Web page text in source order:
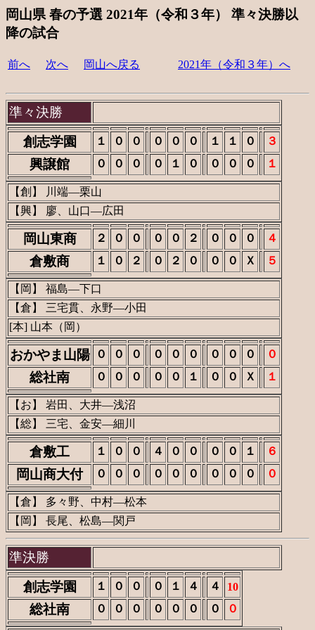
岡山県 春の予選 2021年（令和３年） 準々決勝以
降の試合
前へ 次へ 岡山へ戻る 2021年（令和３年）へ
準々決勝
創志学園
１ ０ ０ ０ ０ ０ １ １ ０ ３
興譲館 ０ ０ ０ ０ １ ０ ０ ０ ０ １
【創】 川端―栗山
【興】 廖、山口―広田
岡山東商 ２ ０ ０ ０ ０ ２ ０ ０ ０ ４
倉敷商 １ ０ ２ ０ ２ ０ ０ ０ Ｘ ５
【岡】 福島―下口
【倉】 三宅貫、永野―小田
[本] 山本（岡）
おかやま山陽 ０ ０ ０ ０ ０ ０ ０ ０ ０ ０
総社南 ０ ０ ０ ０ ０ １ ０ ０ Ｘ １
【お】 岩田、大井―浅沼
【総】 三宅、金安―細川
倉敷工 １ ０ ０ ４ ０ ０ ０ ０ １ ６
岡山商大付 ０ ０ ０ ０ ０ ０ ０ ０ ０ ０
【倉】 多々野、中村―松本
【岡】 長尾、松島―関戸
準決勝
創志学園
１ ０ ０ ０ １ ４ ４ 10
総社南 ０ ０ ０ ０ ０ ０ ０ ０